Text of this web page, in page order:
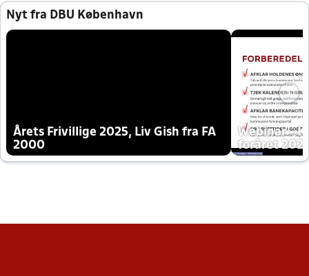
Nyt fra DBU København
Årets Frivillige 2025, Liv Gish fra FA
2000
Webinar -
foråret